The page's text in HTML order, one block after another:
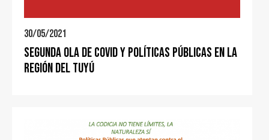
30/05/2021
Segunda ola de COVID y políticas públicas en la
región del Tuyú